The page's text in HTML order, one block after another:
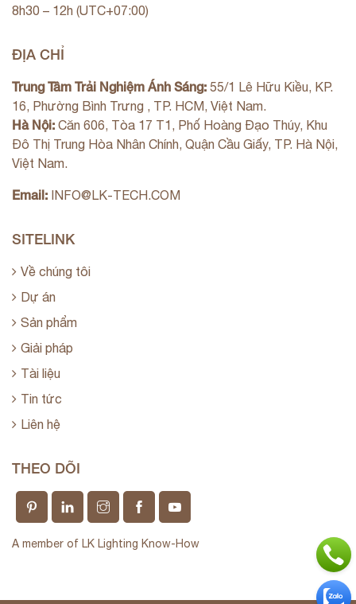
8h30 – 12h (UTC+07:00)
ĐỊA CHỈ
Trung Tâm Trải Nghiệm Ánh Sáng: 55/1 Lê Hữu Kiều, KP.
16, Phường Bình Trưng , TP. HCM, Việt Nam.
Hà Nội: Căn 606, Tòa 17 T1, Phố Hoàng Đạo Thúy, Khu
Đô Thị Trung Hòa Nhân Chính, Quận Cầu Giấy, TP. Hà Nội,
Việt Nam.
Email: INFO@LK-TECH.COM
SITELINK
Về chúng tôi
Dự án
Sản phẩm
Giải pháp
Tài liệu
Tin tức
Liên hệ
THEO DÕI
A member of LK Lighting Know-How